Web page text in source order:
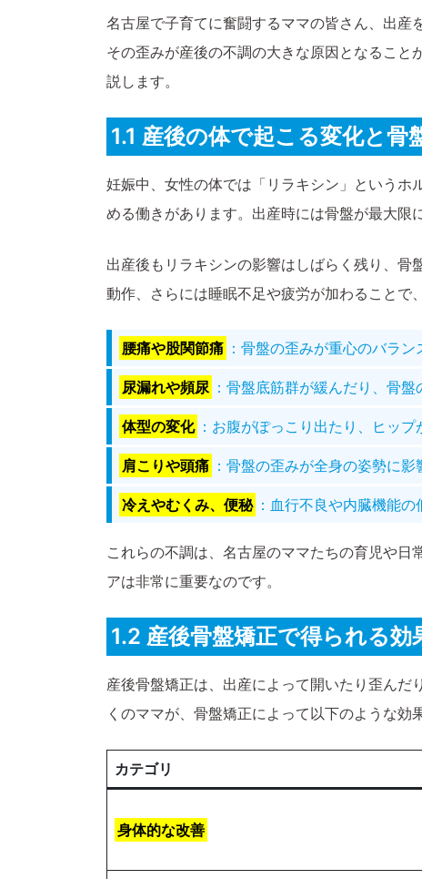
名古屋で子育てに奮闘するママの皆さん、出産
その歪みが産後の不調の大きな原因となるこ
説します。
1.1 産後の体で起こる変化と骨
妊娠中、女性の体では「リラキシン」という
める働きがあります。出産時には骨盤が最大限
出産後もリラキシンの影響はしばらく残り、
動作、さらには睡眠不足や疲労が加わることで
腰痛や股関節痛 ：骨盤の歪みが重心のバラ
尿漏れや頻尿 ：骨盤底筋群が緩んだり、骨
体型の変化 ：お腹がぽっこり出たり、ヒッ
肩こりや頭痛 ：骨盤の歪みが全身の姿勢に
冷えやむくみ、便秘 ：血行不良や内臓機能の
これらの不調は、名古屋のママたちの育児や
アは非常に重要なのです。
1.2 産後骨盤矯正で得られる効
産後骨盤矯正は、出産によって開いたり歪ん
くのママが、骨盤矯正によって以下のような効
カテゴリ
身体的な改善